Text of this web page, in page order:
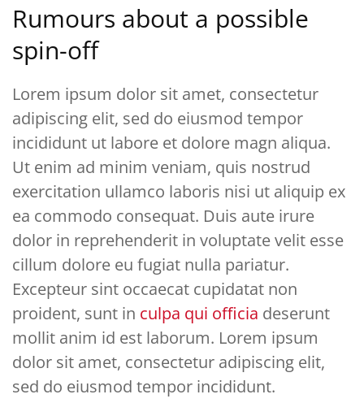
Rumours about a possible
spin-off
Lorem ipsum dolor sit amet, consectetur
adipiscing elit, sed do eiusmod tempor
incididunt ut labore et dolore magn aliqua.
Ut enim ad minim veniam, quis nostrud
exercitation ullamco laboris nisi ut aliquip ex
ea commodo consequat. Duis aute irure
dolor in reprehenderit in voluptate velit esse
cillum dolore eu fugiat nulla pariatur.
Excepteur sint occaecat cupidatat non
proident, sunt in culpa qui officia deserunt
mollit anim id est laborum. Lorem ipsum
dolor sit amet, consectetur adipiscing elit,
sed do eiusmod tempor incididunt.